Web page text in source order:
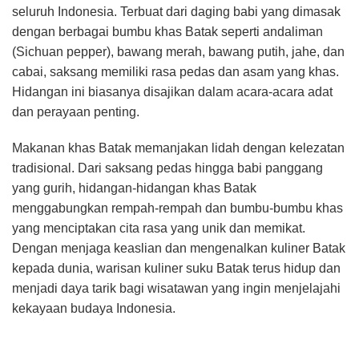
seluruh Indonesia. Terbuat dari daging babi yang dimasak
dengan berbagai bumbu khas Batak seperti andaliman
(Sichuan pepper), bawang merah, bawang putih, jahe, dan
cabai, saksang memiliki rasa pedas dan asam yang khas.
Hidangan ini biasanya disajikan dalam acara-acara adat
dan perayaan penting.
Makanan khas Batak memanjakan lidah dengan kelezatan
tradisional. Dari saksang pedas hingga babi panggang
yang gurih, hidangan-hidangan khas Batak
menggabungkan rempah-rempah dan bumbu-bumbu khas
yang menciptakan cita rasa yang unik dan memikat.
Dengan menjaga keaslian dan mengenalkan kuliner Batak
kepada dunia, warisan kuliner suku Batak terus hidup dan
menjadi daya tarik bagi wisatawan yang ingin menjelajahi
kekayaan budaya Indonesia.